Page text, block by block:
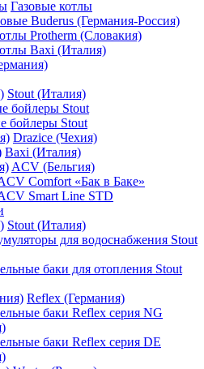
Газовые котлы
Buderus (Германия-Россия)
Protherm (Словакия)
Baxi (Италия)
Stout (Италия)
бойлеры Stout
бойлеры Stout
Drazice (Чехия)
Baxi (Италия)
ACV (Бельгия)
Comfort «Бак в Баке»
Smart Line STD
Stout (Италия)
для водоснабжения Stout
баки для отопления Stout
Reflex (Германия)
баки Reflex серия NG
баки Reflex серия DE